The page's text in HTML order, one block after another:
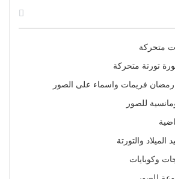
متحركة
تورتة متحركة
فريمات واسماء على الصور
للصور
والتورتة
وكوبايات